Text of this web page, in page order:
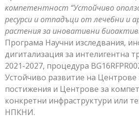
компетентност “Устойчиво
ресурси и отпадъци от лечебни и
растения за иновативни
Програма Научни изследвания,
дигитализация за интелигентна
2021-2027, процедура
Устойчиво развитие на Центрове
постижения и Центрове за
конкретни инфраструктури или
НПКНИ.